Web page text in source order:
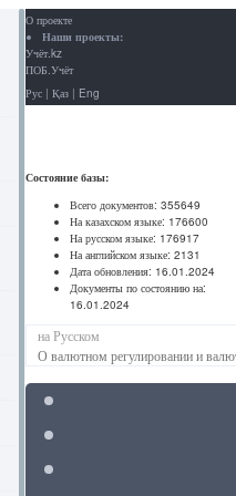
О проекте
Наши проекты:
Учёт.kz
ПОБ.Учёт
Рус | Қаз | Eng
Состояние базы:
Всего документов: 355649
На казахском языке: 176600
На русском языке: 176917
На английском языке: 2131
Дата обновления: 16.01.2024
Документы по состоянию на:
16.01.2024
на Русском
О валютном регулировании и